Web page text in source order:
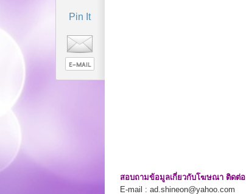
Pin It
สอบถามข้อมูลเกี่ยวกับโฆษณา ติดต่อ
E-mail : ad.shineon@yahoo.com